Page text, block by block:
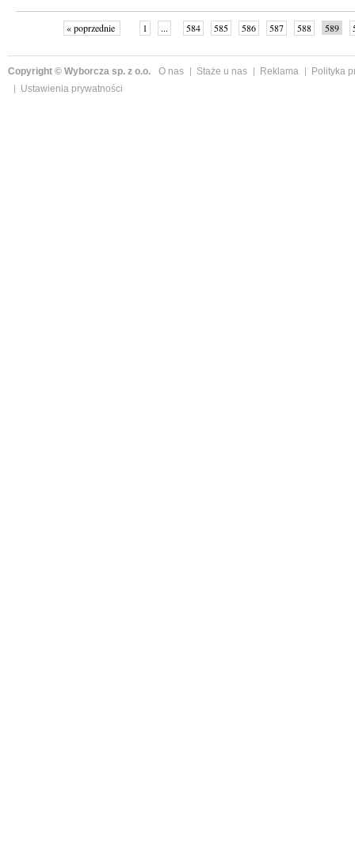
« poprzednie 1 ... 584 585 586 587 588 589
Copyright © Wyborcza sp. z o.o. O nas Staże u nas Reklama
Polityka
Ustawienia prywatności